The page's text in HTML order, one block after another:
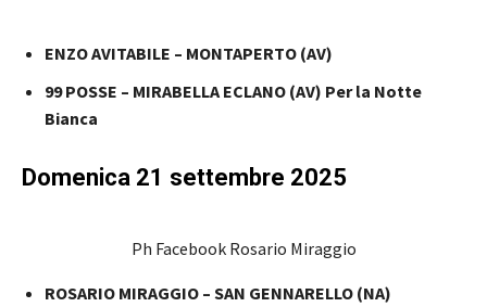
ENZO AVITABILE – MONTAPERTO (AV)
99 POSSE – MIRABELLA ECLANO (AV) Per la Notte
Bianca
Domenica 21 settembre 2025
Ph Facebook Rosario Miraggio
ROSARIO MIRAGGIO – SAN GENNARELLO (NA)